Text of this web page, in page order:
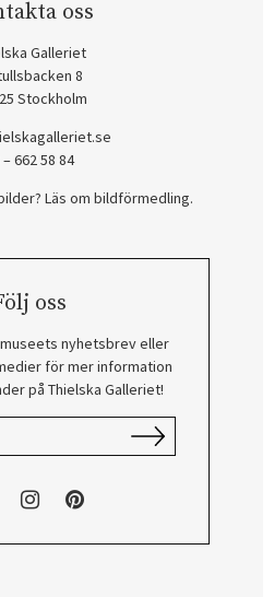
oss
Galleriet
8
Stockholm
– 662 58 84
Läs om bildförmedling.
oss
nyhetsbrev eller
för mer information
på Thielska Galleriet!